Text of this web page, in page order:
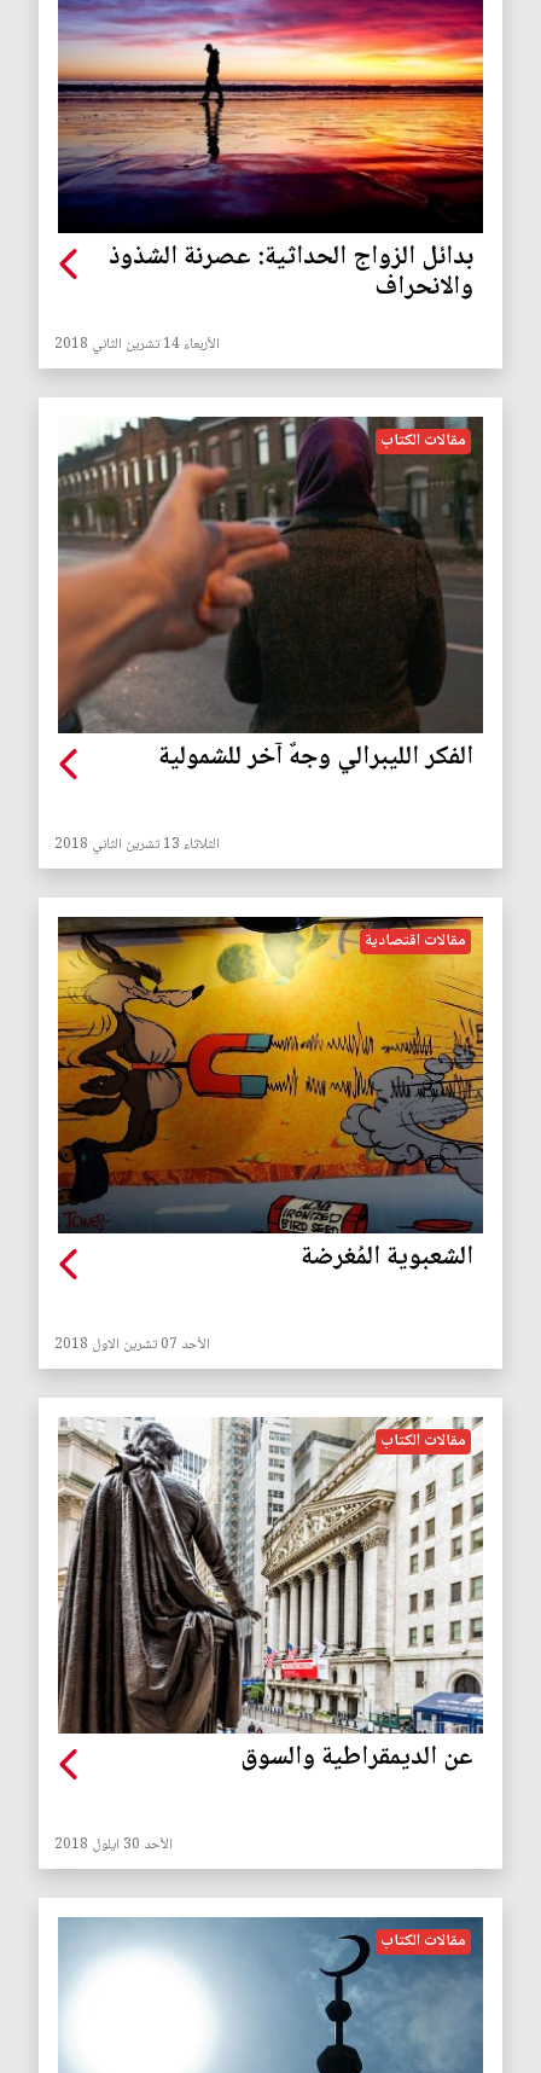
بدائل الزواج الحداثية: عصرنة الشذوذ
والانحراف
الأربعاء 14 تشرين الثاني 2018
مقالات الكتاب
الفكر الليبرالي وجهٌ آخر للشمولية
الثلاثاء 13 تشرين الثاني 2018
مقالات اقتصادية
الشعبوية المُغرضة
الأحد 07 تشرين الاول 2018
مقالات الكتاب
عن الديمقراطية والسوق
الأحد 30 ايلول 2018
مقالات الكتاب